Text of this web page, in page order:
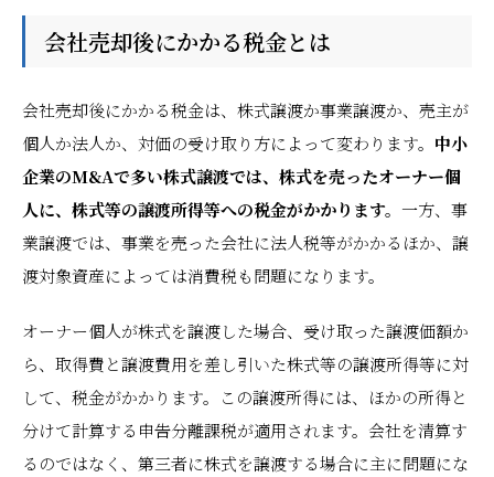
会社売却後にかかる税金とは
会社売却後にかかる税金は、株式譲渡か事業譲渡か、売主が
個人か法人か、対価の受け取り方によって変わります。 中小
企業のM&Aで多い株式譲渡では、株式を売ったオーナー個
人に、株式等の譲渡所得等への税金がかかります。 一方、事
業譲渡では、事業を売った会社に法人税等がかかるほか、譲
渡対象資産によっては消費税も問題になります。
オーナー個人が株式を譲渡した場合、受け取った譲渡価額か
ら、取得費と譲渡費用を差し引いた株式等の譲渡所得等に対
して、税金がかかります。この譲渡所得には、ほかの所得と
分けて計算する申告分離課税が適用されます。会社を清算す
るのではなく、第三者に株式を譲渡する場合に主に問題にな